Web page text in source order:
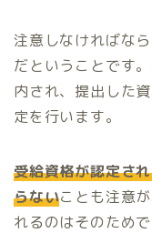
注意しなければな
だということです
内され、提出した
定を行います。
受給資格が認定さ
らないことも注意
れるのはそのため